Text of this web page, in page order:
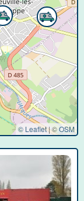
© Leaflet|©OSM